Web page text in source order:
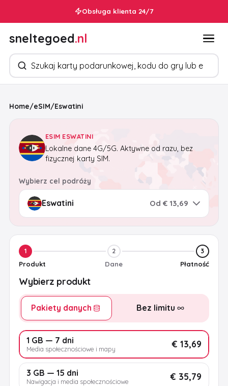
Obsługa klienta 24/7
sneltegoed.nl
Szukaj produktów
Home/eSIM/Eswatini
ESIM ESWATINI
Lokalne dane 4G/5G. Aktywne od razu, bez
fizycznej karty SIM.
Wybierz cel podróży
Od € 13,69
1
Produkt
2
Dane
3
Płatność
Wybierz produkt
Pakiety danych Bez limitu
1 GB — 7 dni
Media społecznościowe i mapy € 13,69
3 GB — 15 dni
Nawigacja i media społecznościowe € 35,79